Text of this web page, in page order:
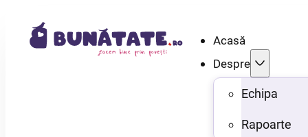
Acasă
Despre
Echipa
Rapoarte